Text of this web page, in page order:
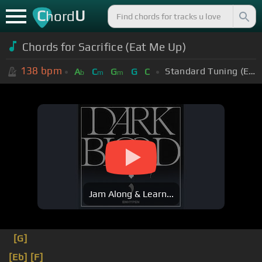
ChordU
Chords for Sacrifice (Eat Me Up)
138 bpm Ab Cm Gm G C Standard Tuning (EADGBE)
Jam Along & Learn...
[G]
[Eb] [F]